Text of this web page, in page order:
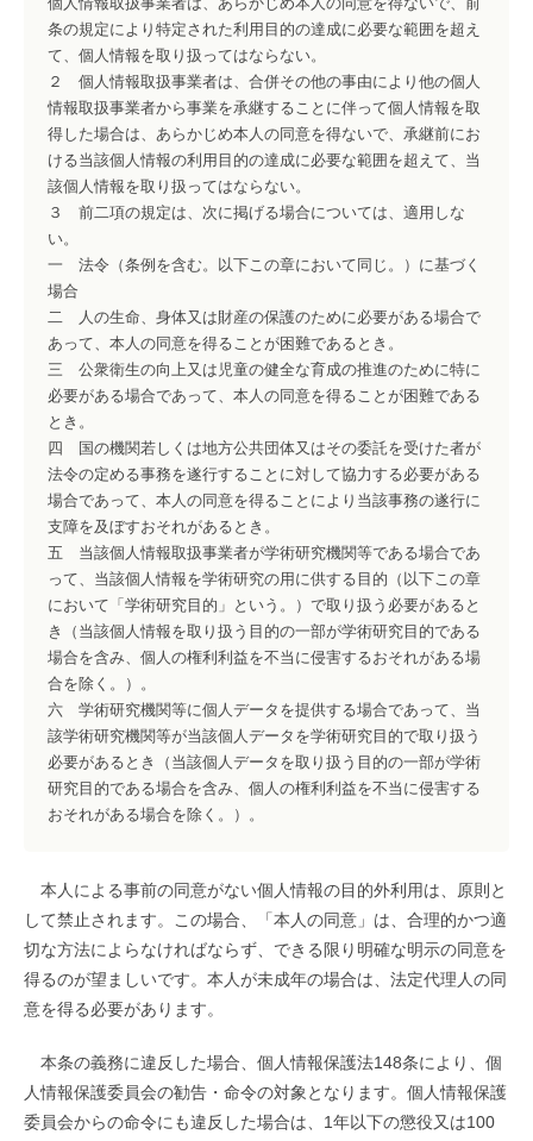
条の規定により特定された利用目的の達成に必要な範囲を超え
て、個人情報を取り扱ってはならない。
２ 個人情報取扱事業者は、合併その他の事由により他の個人
情報取扱事業者から事業を承継することに伴って個人情報を取
得した場合は、あらかじめ本人の同意を得ないで、承継前にお
ける当該個人情報の利用目的の達成に必要な範囲を超えて、当
該個人情報を取り扱ってはならない。
３ 前二項の規定は、次に掲げる場合については、適用しな
い。
一 法令（条例を含む。以下この章において同じ。）に基づく
場合
二 人の生命、身体又は財産の保護のために必要がある場合で
あって、本人の同意を得ることが困難であるとき。
三 公衆衛生の向上又は児童の健全な育成の推進のために特に
必要がある場合であって、本人の同意を得ることが困難である
とき。
四 国の機関若しくは地方公共団体又はその委託を受けた者が
法令の定める事務を遂行することに対して協力する必要がある
場合であって、本人の同意を得ることにより当該事務の遂行に
支障を及ぼすおそれがあるとき。
五 当該個人情報取扱事業者が学術研究機関等である場合であ
って、当該個人情報を学術研究の用に供する目的（以下この章
において「学術研究目的」という。）で取り扱う必要があると
き（当該個人情報を取り扱う目的の一部が学術研究目的である
場合を含み、個人の権利利益を不当に侵害するおそれがある場
合を除く。）。
六 学術研究機関等に個人データを提供する場合であって、当
該学術研究機関等が当該個人データを学術研究目的で取り扱う
必要があるとき（当該個人データを取り扱う目的の一部が学術
研究目的である場合を含み、個人の権利利益を不当に侵害する
おそれがある場合を除く。）。
本人による事前の同意がない個人情報の目的外利用は、原則と
して禁止されます。この場合、「本人の同意」は、合理的かつ適
切な方法によらなければならず、できる限り明確な明示の同意を
得るのが望ましいです。本人が未成年の場合は、法定代理人の同
意を得る必要があります。
本条の義務に違反した場合、個人情報保護法148条により、個
人情報保護委員会の勧告・命令の対象となります。個人情報保護
委員会からの命令にも違反した場合は、1年以下の懲役又は100